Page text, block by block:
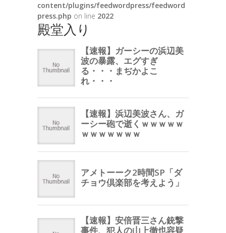
content/plugins/feedwordpress/feedword
press.php on line 2022
殿堂入り